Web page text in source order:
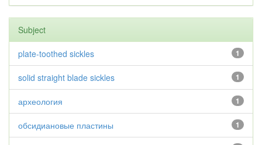
Subject
1
plate-toothed sickles
1
solid straight blade sickles
1
археология
1
обсидиановые пластины